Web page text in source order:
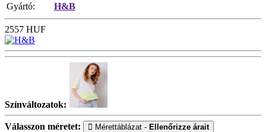
Gyártó:
H&B
2557 HUF
Színváltozatok:
Válasszon méretet: Mérettáblázat - Ellenőrizze árait